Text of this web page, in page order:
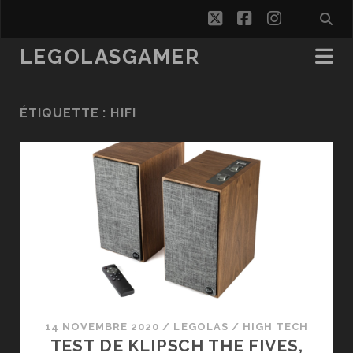
twitterfacebook
LEGOLASGAMER
ÉTIQUETTE : HIFI
14 NOVEMBRE 2020 / LEGOLAS / HIGH TECH
TEST DE KLIPSCH THE FIVES,